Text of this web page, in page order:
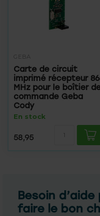
GEBA
Carte de circuit
imprimé récepteur
MHz pour le boîtier
commande Geba
Cody
En stock
58,95
Besoin
faire le bon